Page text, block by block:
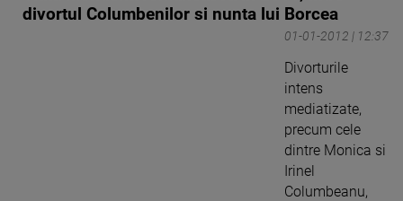
divortul Columbenilor si nunta lui Borcea
01-01-2012 | 12:37
Divorturile
intens
mediatizate,
precum cele
dintre Monica si
Irinel
Columbeanu,